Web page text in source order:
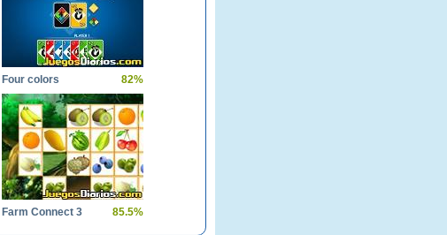
Four colors 82%
Farm Connect 3 85.5%